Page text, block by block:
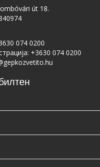
út 18.
074 0200
+3630 074 0200